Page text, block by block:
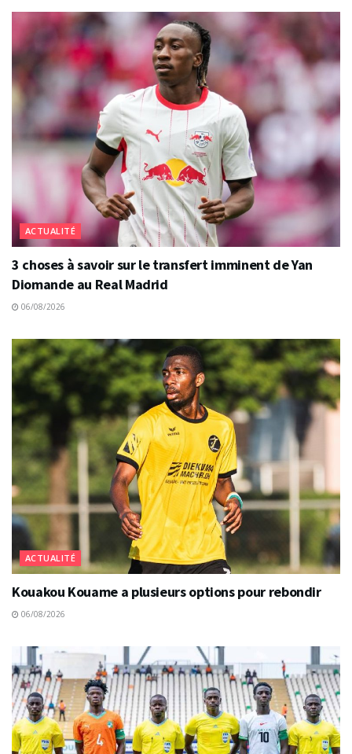
ACTUALITÉ
3 choses à savoir sur le transfert imminent de Yan
Diomande au Real Madrid
06/08/2026
ACTUALITÉ
Kouakou Kouame a plusieurs options pour rebondir
06/08/2026